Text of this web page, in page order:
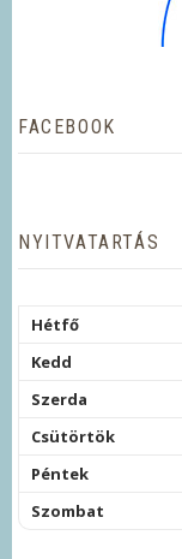
FACEBOOK
NYITVATARTÁS
Hétfő
Kedd
Szerda
Csütörtök
Péntek
Szombat